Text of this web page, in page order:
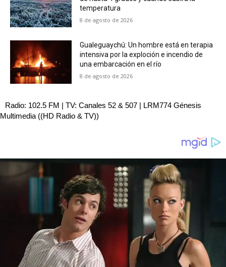
temperatura
8 de agosto de 2026
Gualeguaychú: Un hombre está en terapia
intensiva por la exploción e incendio de
una embarcación en el río
8 de agosto de 2026
Radio: 102.5 FM | TV: Canales 52 & 507 | LRM774 Génesis
Multimedia ((HD Radio & TV))